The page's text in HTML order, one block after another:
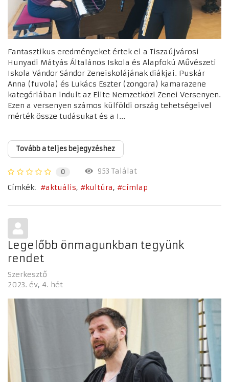
Fantasztikus eredményeket értek el a Tiszaújvárosi
Hunyadi Mátyás Általános Iskola és Alapfokú Művészeti
Iskola Vándor Sándor Zeneiskolájának diákjai. Puskár
Anna (fuvola) és Lukács Eszter (zongora) kamarazene
kategóriában indult az Elite Nemzetközi Zenei Versenyen.
Ezen a versenyen számos külföldi ország tehetségeivel
mérték össze tudásukat és a I...
Tovább a teljes bejegyzéshez
0
953 Találat
Címkék:
aktuális kultúra címlap
Legelőbb önmagunkban tegyünk
rendet
Szerkesztő
2023. év 4. hét